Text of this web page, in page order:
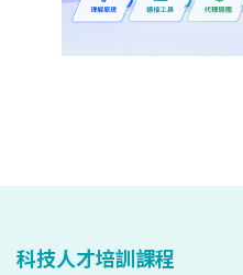
科技人才培訓課程